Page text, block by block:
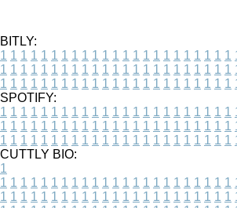
BITLY:
1 1 1 1 1 1 1 1 1 1 1 1 1 1 1 1 1 1 1 1 1 1 1
1 1 1 1 1 1 1 1 1 1 1 1 1 1 1 1 1 1 1 1 1 1 1
1 1 1 1 1 1 1 1 1 1 1 1 1 1 1 1 1 1 1 1 1 1 1
SPOTIFY:
1 1 1 1 1 1 1 1 1 1 1 1 1 1 1 1 1 1 1 1 1 1 1
1 1 1 1 1 1 1 1 1 1 1 1 1 1 1 1 1 1 1 1 1 1 1
1 1 1 1 1 1 1 1 1 1 1 1 1 1 1 1 1 1 1 1 1 1 1
CUTTLY BIO:
1
1 1 1 1 1 1 1 1 1 1 1 1 1 1 1 1 1 1 1 1 1 1 1
1 1 1 1 1 1 1 1 1 1 1 1 1 1 1 1 1 1 1 1 1 1 1